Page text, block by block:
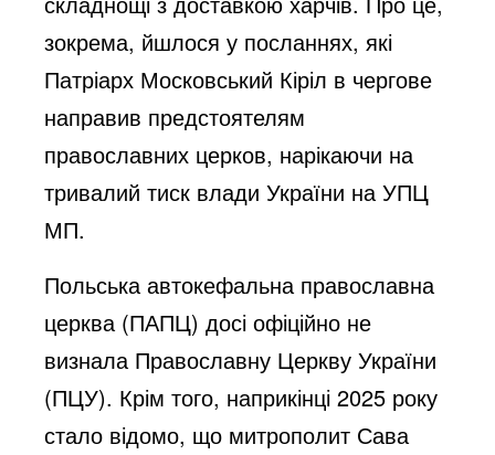
зокрема, йшлося у посланнях, які
Патріарх Московський Кіріл в чергове
направив предстоятелям
православних церков, нарікаючи на
тривалий тиск влади України на УПЦ
МП.
Польська автокефальна православна
церква (ПАПЦ) досі офіційно не
визнала Православну Церкву України
(ПЦУ). Крім того, наприкінці 2025 року
стало відомо, що митрополит Сава